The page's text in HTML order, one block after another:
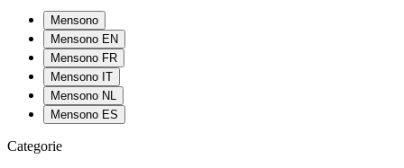
Mensono
Mensono EN
Mensono FR
Mensono IT
Mensono NL
Mensono ES
Categorie